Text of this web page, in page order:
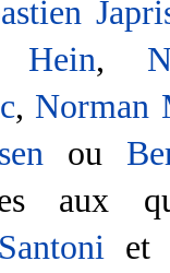
Hein,
, Norman
ou
aux
et